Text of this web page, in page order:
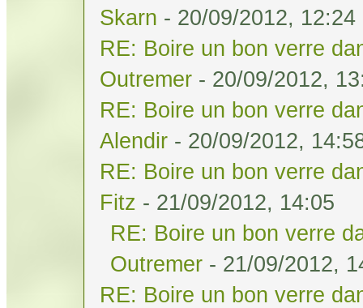
Skarn - 20/09/2012, 12:24
RE: Boire un bon verre
Outremer - 20/09/2012,
RE: Boire un bon verre
Alendir - 20/09/2012,
RE: Boire un bon verre
Fitz - 21/09/2012, 14:05
RE: Boire un bon verre
Outremer - 21/09/2012,
RE: Boire un bon verre